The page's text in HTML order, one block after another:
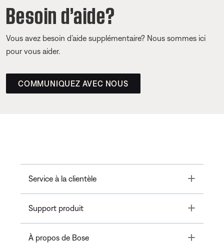
Besoin d’aide?
Vous avez besoin d’aide supplémentaire? Nous sommes ici
pour vous aider.
COMMUNIQUEZ AVEC NOUS
Service à la clientèle Toggle
Support produit Toggle
À propos de Bose Toggle